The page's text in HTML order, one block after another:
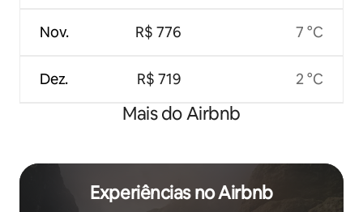
Nov.
Dez.
R$ 776
R$ 719
7 °C
2 °C
Mais do Airbnb
Experiências no Airbnb